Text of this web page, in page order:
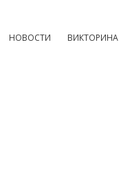
НОВОСТИ ВИКТОРИНА